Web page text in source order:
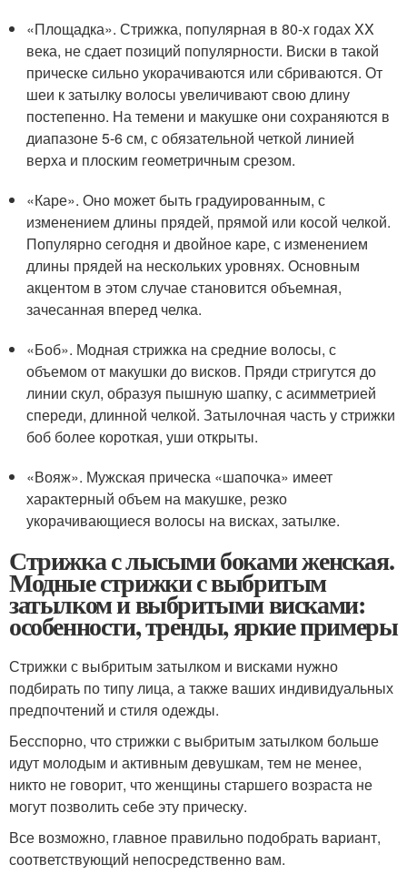
«Площадка». Стрижка, популярная в 80-х годах XX
века, не сдает позиций популярности. Виски в такой
прическе сильно укорачиваются или сбриваются. От
шеи к затылку волосы увеличивают свою длину
постепенно. На темени и макушке они сохраняются в
диапазоне 5-6 см, с обязательной четкой линией
верха и плоским геометричным срезом.
«Каре». Оно может быть градуированным, с
изменением длины прядей, прямой или косой челкой.
Популярно сегодня и двойное каре, с изменением
длины прядей на нескольких уровнях. Основным
акцентом в этом случае становится объемная,
зачесанная вперед челка.
«Боб». Модная стрижка на средние волосы, с
объемом от макушки до висков. Пряди стригутся до
линии скул, образуя пышную шапку, с асимметрией
спереди, длинной челкой. Затылочная часть у стрижки
боб более короткая, уши открыты.
«Вояж». Мужская прическа «шапочка» имеет
характерный объем на макушке, резко
укорачивающиеся волосы на висках, затылке.
Стрижка с лысыми боками женская.
Модные стрижки с выбритым
затылком и выбритыми висками:
особенности, тренды, яркие примеры
Стрижки с выбритым затылком и висками нужно
подбирать по типу лица, а также ваших индивидуальных
предпочтений и стиля одежды.
Бесспорно, что стрижки с выбритым затылком больше
идут молодым и активным девушкам, тем не менее,
никто не говорит, что женщины старшего возраста не
могут позволить себе эту прическу.
Все возможно, главное правильно подобрать вариант,
соответствующий непосредственно вам.